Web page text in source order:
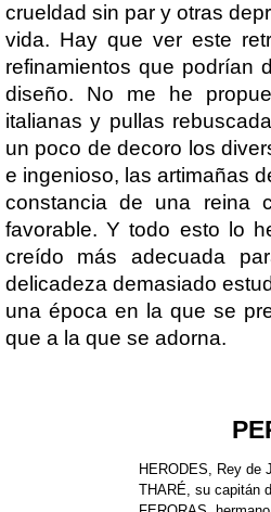
crueldad sin par y otras
vida. Hay que ver este
refinamientos que podrían
diseño. No me he
italianas y pullas
un poco de decoro los
e ingenioso, las artimañas
constancia de una reina
favorable. Y todo esto lo
creído más adecuada
delicadeza demasiado
una época en la que se
que a la que se adorna.
HERODES, Rey de
THARÉ, su capitán